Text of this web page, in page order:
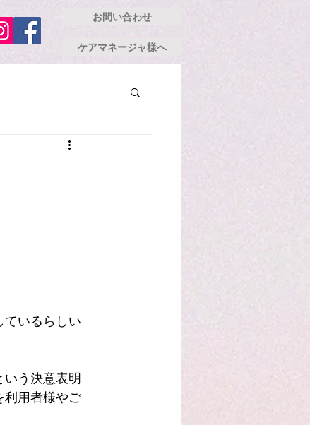
お問い合わせ
ケアマネージャ様へ
ているらしい
いう決意表明
利用者様やご